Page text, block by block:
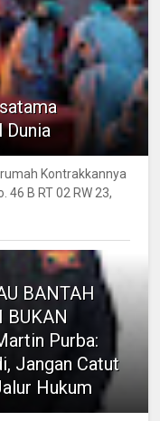
Dunia
Kontrakkannya
46 B RT 02 RW 23,
BANTAH
BUKAN
Purba:
Jangan Catut
Hukum